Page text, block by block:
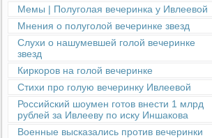
Мемы | Полуголая вечеринка у Ивлеевой
Мнения о полуголой вечеринке звезд
Слухи о нашумевшей голой вечеринке
звезд
Киркоров на голой вечеринке
Стихи про голую вечеринку Ивлеевой
Российский шоумен готов внести 1 млрд
рублей за Ивлееву по иску Иншакова
Военные высказались против вечеринки